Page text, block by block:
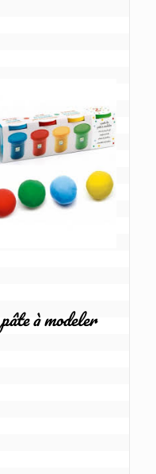
pâte à modeler